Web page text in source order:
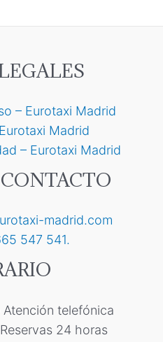
– Eurotaxi Madrid
Madrid
– Eurotaxi Madrid
madrid.com
547 541.
telefónica
24 horas